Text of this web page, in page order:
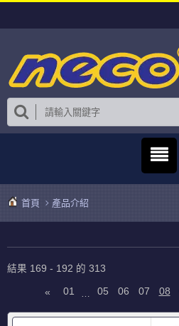
首頁 產品介紹
結果 169 - 192 的 313
« 01 05 06 07 08